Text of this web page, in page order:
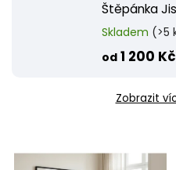
Štěpánka
Skladem (>5
od 1 200 Kč
Zobrazit